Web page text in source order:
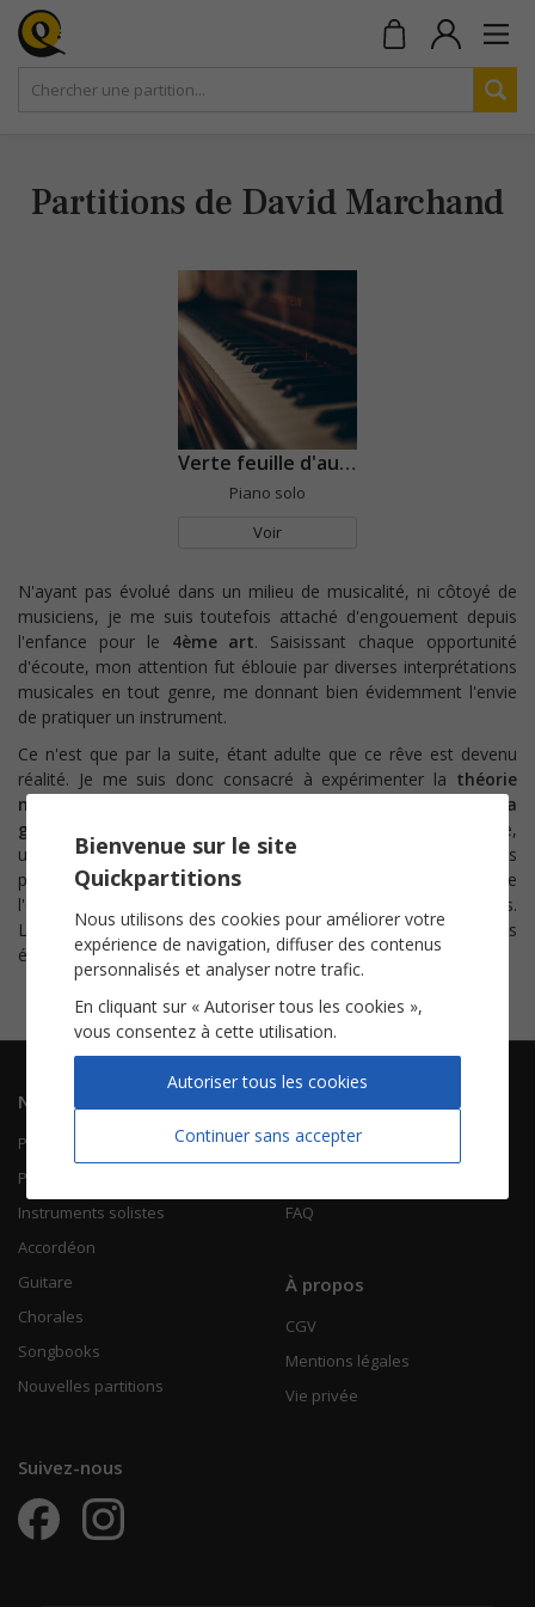
Partitions de David Marchand
N'ayant pas évolué dans un milieu de musicalité, ni côtoyé de
musiciens, je me suis toutefois attaché d'engouement depuis
l'enfance pour le 4ème art. Saisissant chaque opportunité
d'écoute, mon attention fut éblouie par diverses interprétations
musicales en tout genre, me donnant bien évidemment l'envie
de pratiquer un instrument.
Ce n'est que par la suite, étant adulte que ce rêve est devenu
réalité. Je me suis donc consacré à expérimenter la théorie
musicale
la
guitare et le piano
. Une réelle liberté m'est apparue, un refuge,
un repos de moi-même me laissant l'avantage d'exprimer mes
plus profondes émotions ressenties de la vie, de
l'environnement qui m'entoure, par de simples mélodies.
L'émotion qui est submergée par l'acuité de nos sens
également nommée l'âme poétique.
Verte feuille d'automne
Piano solo
Voir
Navigation
Piano Chant
Piano Solo
Instruments solistes
Accordéon
Guitare
Chorales
Songbooks
Nouvelles partitions
Contactez-nous
FAQ
À propos
CGV
Mentions légales
Vie privée
Suivez-nous
Bienvenue sur le site
Quickpartitions
Nous utilisons des cookies pour améliorer votre
expérience de navigation, diffuser des contenus
personnalisés et analyser notre trafic.
En cliquant sur « Autoriser tous les cookies »,
vous consentez à cette utilisation.
Continuer sans accepter
Autoriser tous les cookies